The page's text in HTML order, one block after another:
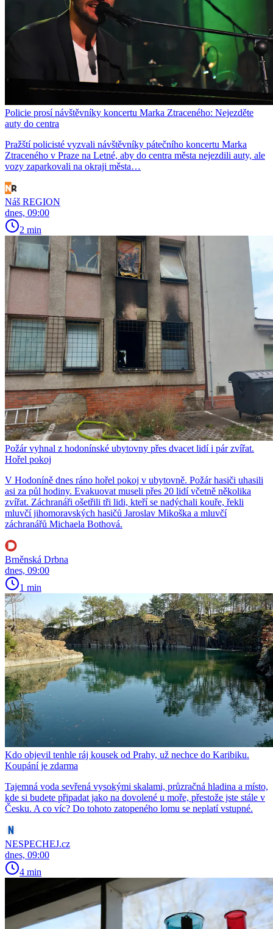
Policie prosí návštěvníky koncertu Marka Ztraceného: Nejezděte
auty do centra
Pražští policisté vyzvali návštěvníky pátečního koncertu Marka
Ztraceného v Praze na Letné, aby do centra města nejezdili auty, ale
vozy zaparkovali na okraji města…
Náš REGION
dnes, 09:00
2 min
Požár vyhnal z hodonínské ubytovny přes dvacet lidí i pár zvířat.
Hořel pokoj
V Hodoníně dnes ráno hořel pokoj v ubytovně. Požár hasiči uhasili
asi za půl hodiny. Evakuovat museli přes 20 lidí včetně několika
zvířat. Záchranáři ošetřili tři lidi, kteří se nadýchali kouře, řekli
mluvčí jihomoravských hasičů Jaroslav Mikoška a mluvčí
záchranářů Michaela Bothová.
Brněnská Drbna
dnes, 09:00
1 min
Kdo objevil tenhle ráj kousek od Prahy, už nechce do Karibiku.
Koupání je zdarma
Tajemná voda sevřená vysokými skalami, průzračná hladina a místo,
kde si budete připadat jako na dovolené u moře, přestože jste stále v
Česku. A co víc? Do tohoto zatopeného lomu se neplatí vstupné.
NESPECHEJ.cz
dnes, 09:00
4 min